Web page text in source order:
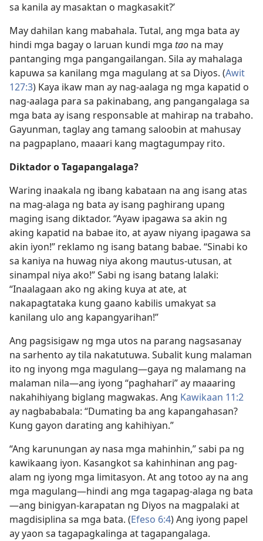
sa kanila ay masaktan o magkasakit?’
May dahilan kang mabahala. Tutal, ang mga bata ay
hindi mga bagay o laruan kundi mga tao na may
pantanging mga pangangailangan. Sila ay mahalaga
kapuwa sa kanilang mga magulang at sa Diyos. (Awit
127:3) Kaya ikaw man ay nag-aalaga ng mga kapatid o
nag-aalaga para sa pakinabang, ang pangangalaga sa
mga bata ay isang responsable at mahirap na trabaho.
Gayunman, taglay ang tamang saloobin at mahusay
na pagpaplano, maaari kang magtagumpay rito.
Diktador o Tagapangalaga?
Waring inaakala ng ibang kabataan na ang isang atas
na mag-alaga ng bata ay isang paghirang upang
maging isang diktador. “Ayaw ipagawa sa akin ng
aking kapatid na babae ito, at ayaw niyang ipagawa sa
akin iyon!” reklamo ng isang batang babae. “Sinabi ko
sa kaniya na huwag niya akong mautus-utusan, at
sinampal niya ako!” Sabi ng isang batang lalaki:
“Inaalagaan ako ng aking kuya at ate, at
nakapagtataka kung gaano kabilis umakyat sa
kanilang ulo ang kapangyarihan!”
Ang pagsisigaw ng mga utos na parang nagsasanay
na sarhento ay tila nakatutuwa. Subalit kung malaman
ito ng inyong mga magulang​—gaya ng malamang na
malaman nila​—ang iyong “paghahari” ay maaaring
nakahihiyang biglang magwakas. Ang Kawikaan 11:2
ay nagbababala: “Dumating ba ang kapangahasan?
Kung gayon darating ang kahihiyan.”
“Ang karunungan ay nasa mga mahinhin,” sabi pa ng
kawikaang iyon. Kasangkot sa kahinhinan ang pag-
alam ng iyong mga limitasyon. At ang totoo ay na ang
mga magulang​—hindi ang mga tagapag-alaga ng bata​
—ang binigyan-karapatan ng Diyos na magpalaki at
magdisiplina sa mga bata. (Efeso 6:4) Ang iyong papel
ay yaon sa tagapagkalinga at tagapangalaga.